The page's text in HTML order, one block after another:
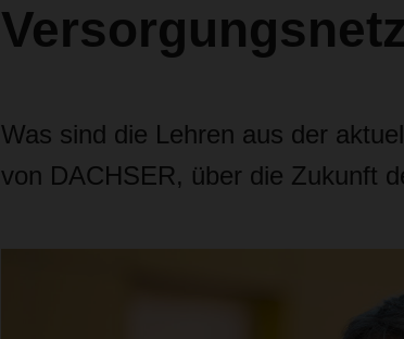
Was sind die Lehren aus der
von DACHSER, über die Zukunft